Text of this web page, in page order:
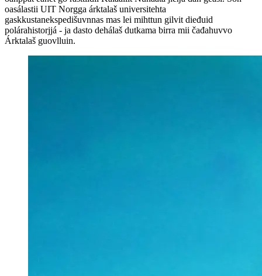
oasálastii UIT Norgga árktalaš universitehta
gaskkustanekspedišuvnnas mas lei mihttun gilvit dieđuid
polárahistorjjá - ja dasto dehálaš dutkama birra mii čađahuvvo
Árktalaš guovlluin.